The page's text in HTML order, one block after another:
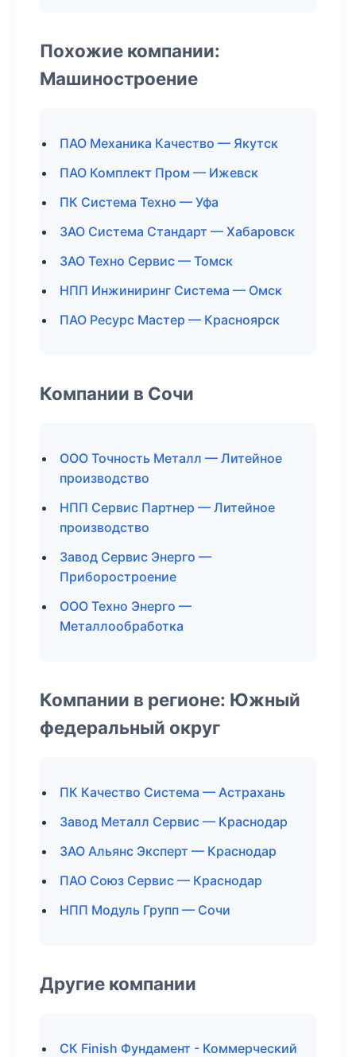
Похожие компании:
Машиностроение
ПАО Механика Качество — Якутск
ПАО Комплект Пром — Ижевск
ПК Система Техно — Уфа
ЗАО Система Стандарт — Хабаровск
ЗАО Техно Сервис — Томск
НПП Инжиниринг Система — Омск
ПАО Ресурс Мастер — Красноярск
Компании в Сочи
ООО Точность Металл — Литейное
производство
НПП Сервис Партнер — Литейное
производство
Завод Сервис Энерго —
Приборостроение
ООО Техно Энерго —
Металлообработка
Компании в регионе: Южный
федеральный округ
ПК Качество Система — Астрахань
Завод Металл Сервис — Краснодар
ЗАО Альянс Эксперт — Краснодар
ПАО Союз Сервис — Краснодар
НПП Модуль Групп — Сочи
Другие компании
СК Finish Фундамент - Коммерческий